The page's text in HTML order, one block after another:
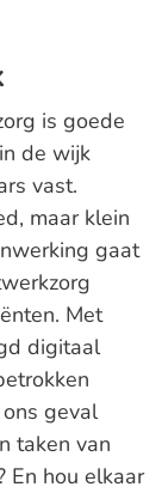
is goede
de wijk
vast.
maar klein
gaat
Met
digitaal
geval
taken van
En hou elkaar